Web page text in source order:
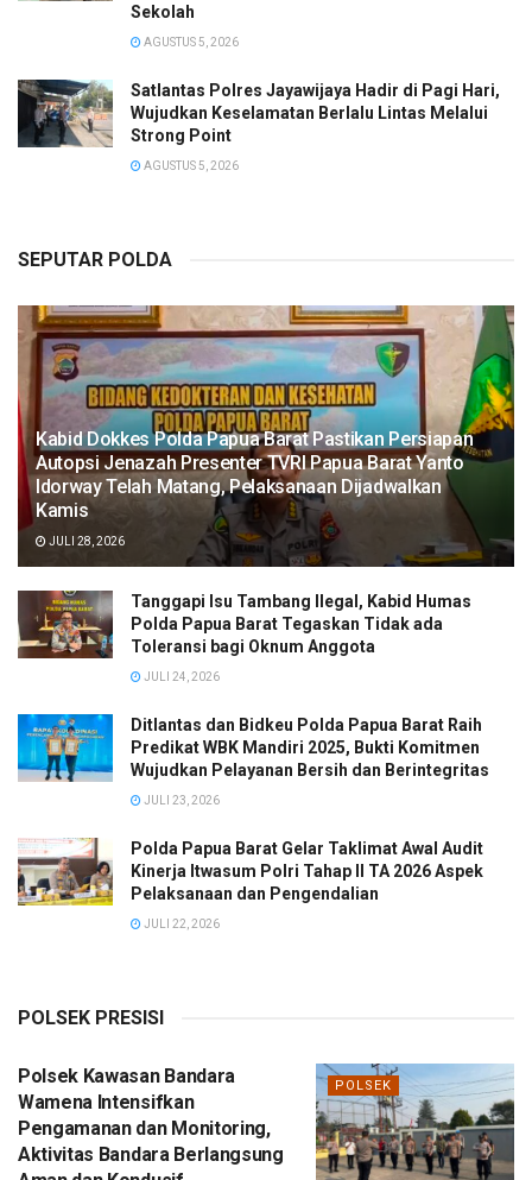
Sekolah
AGUSTUS 5, 2026
Satlantas Polres Jayawijaya Hadir di Pagi Hari,
Wujudkan Keselamatan Berlalu Lintas Melalui
Strong Point
AGUSTUS 5, 2026
SEPUTAR POLDA
Kabid Dokkes Polda Papua Barat Pastikan Persiapan
Autopsi Jenazah Presenter TVRI Papua Barat Yanto
Idorway Telah Matang, Pelaksanaan Dijadwalkan
Kamis
JULI 28, 2026
Tanggapi Isu Tambang Ilegal, Kabid Humas
Polda Papua Barat Tegaskan Tidak ada
Toleransi bagi Oknum Anggota
JULI 24, 2026
Ditlantas dan Bidkeu Polda Papua Barat Raih
Predikat WBK Mandiri 2025, Bukti Komitmen
Wujudkan Pelayanan Bersih dan Berintegritas
JULI 23, 2026
Polda Papua Barat Gelar Taklimat Awal Audit
Kinerja Itwasum Polri Tahap II TA 2026 Aspek
Pelaksanaan dan Pengendalian
JULI 22, 2026
POLSEK PRESISI
POLSEK
Polsek Kawasan Bandara
Wamena Intensifkan
Pengamanan dan Monitoring,
Aktivitas Bandara Berlangsung